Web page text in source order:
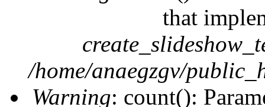
that
/home/anaegzgv/
Warning: count():